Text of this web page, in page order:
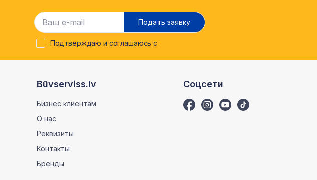
Подать заявку
Подтверждаю и соглашаюсь с
Būvserviss.lv
Бизнес клиентам
О нас
Реквизиты
Контакты
Бренды
Соцсети